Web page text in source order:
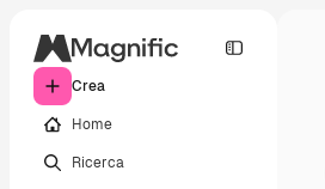
Crea
Home
Ricerca